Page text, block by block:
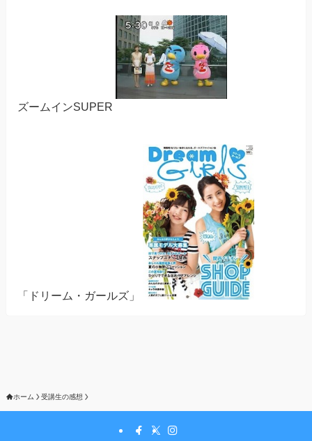
ズームインSUPER
「ドリーム・ガールズ」
ホーム 受講生の感想